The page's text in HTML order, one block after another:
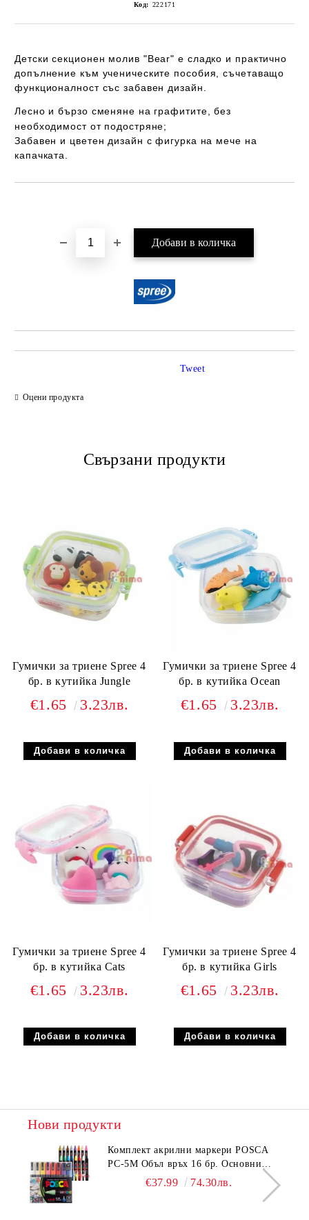
Код: 222171
Детски секционен молив "Bear" е сладко и практично
допълнение към ученическите пособия, съчетаващо
функционалност със забавен дизайн.
Лесно и бързо сменяне на графитите, без
необходимост от подостряне;
Забавен и цветен дизайн с фигурка на мече на
капачката.
Оцени продукта
Tweet
Свързани продукти
Гумички за триене Spree 4
бр. в кутийка Jungle
€1.65 3.23лв.
Гумички за триене Spree 4
бр. в кутийка Ocean
€1.65 3.23лв.
Гумички за триене Spree 4
бр. в кутийка Cats
€1.65 3.23лв.
Гумички за триене Spree 4
бр. в кутийка Girls
€1.65 3.23лв.
Нови продукти
Комплeкт акрилни маркери POSCA
PC-5M Объл връх 16 бр. Основни
€37.99 74.30лв.